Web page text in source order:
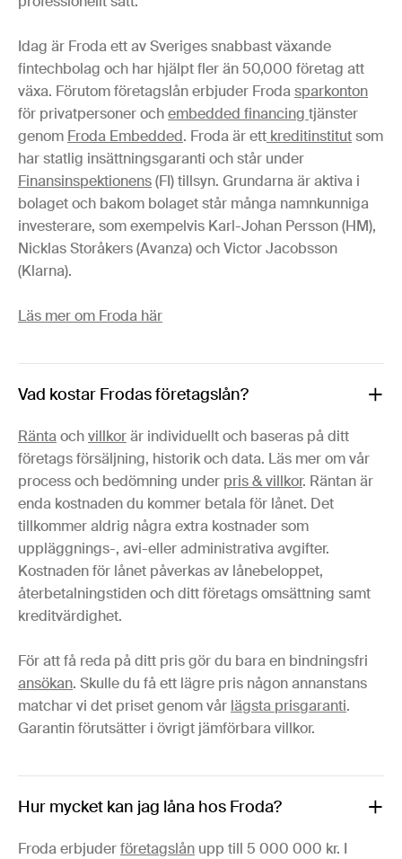
Idag är Froda ett av Sveriges snabbast växande
fintechbolag och har hjälpt fler än 50,000 företag att
växa. Förutom företagslån erbjuder Frodasparkonton
för privatpersoner ochembedded financing tjänster
genom Froda Embedded. Froda är ett kreditinstitutsom
har statlig insättningsgaranti och står under
Finansinspektionens(FI) tillsyn. Grundarna är aktiva i
bolaget och bakom bolaget står många namnkunniga
investerare, som exempelvis Karl-Johan Persson (HM),
Nicklas Storåkers (Avanza) och Victor Jacobsson
(Klarna).
Läs mer om Froda här
Vad kostar Frodas företagslån?
Räntaochvillkorär individuellt och baseras på ditt
företags försäljning, historik och data. Läs mer om vår
process och bedömning under pris & villkor. Räntan är
enda kostnaden du kommer betala för lånet. Det
tillkommer aldrig några extra kostnader som
uppläggnings-, avi-eller administrativa avgifter.
Kostnaden för lånet påverkas av lånebeloppet,
återbetalningstiden och ditt företags omsättning samt
kreditvärdighet.
För att få reda på ditt pris gör du bara en bindningsfri
ansökan. Skulle du få ett lägre pris någon annanstans
matchar vi det priset genom vår lägsta prisgaranti.
Garantin förutsätter i övrigt jämförbara villkor.
Hur mycket kan jag låna hos Froda?
Froda erbjuderföretagslån upp till 5 000 000 kr. I